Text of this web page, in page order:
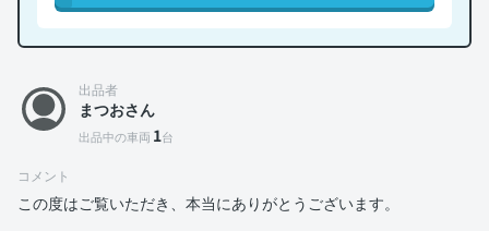
出品者
まつおさん
出品中の車両 1台
コメント
この度はご覧いただき、本当にありがとうございます。